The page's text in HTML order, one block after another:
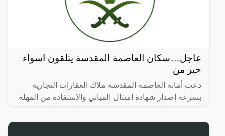
عاجل…سكان العاصمة المقدسة يتلقون اسواء
خبر من
دعت أمانة العاصمة المقدسة ملاك العقارات التجارية
بسرعة إصدار شهادة امتثال المباني والاستفادة من المهلة